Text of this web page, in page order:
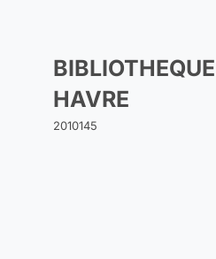
HAVRE
2010145